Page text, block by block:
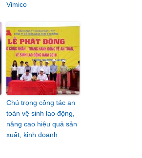
Vimico
Chú trọng công tác an
toàn vệ sinh lao động,
nâng cao hiệu quả sản
xuất, kinh doanh